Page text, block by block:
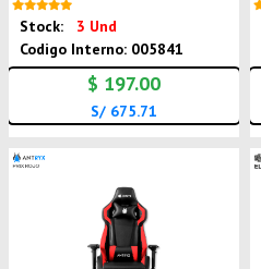
Stock:
3 Und
Codigo Interno: 005841
$ 197.00
S/ 675.71